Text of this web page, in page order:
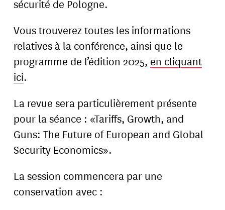
sécurité de Pologne.
Vous trouverez toutes les informations
relatives à la conférence, ainsi que le
programme de l’édition 2025, en cliquant
ici.
La revue sera particulièrement présente
pour la séance : «Tariffs, Growth, and
Guns: The Future of European and Global
Security Economics».
La session commencera par une
conservation avec :